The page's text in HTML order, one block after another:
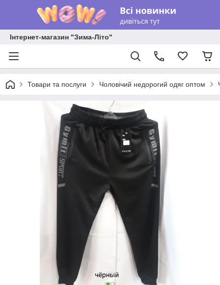
Інтернет-магазин "Зима-Літо"
Товари та послуги Чоловічий недорогий одяг оптом